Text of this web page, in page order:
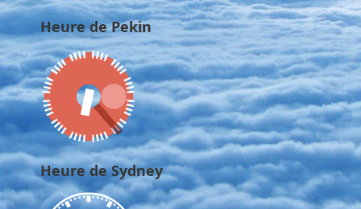
Heure de Pekin
Heure de Sydney